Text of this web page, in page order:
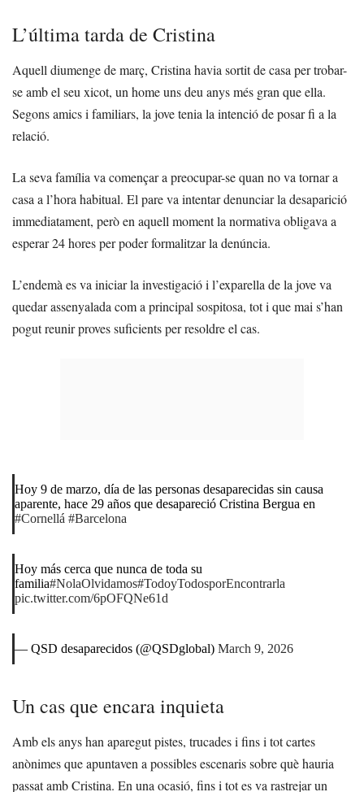
L’última tarda de Cristina
Aquell diumenge de març, Cristina havia sortit de casa per trobar-
se amb el seu xicot, un home uns deu anys més gran que ella.
Segons amics i familiars, la jove tenia la intenció de posar fi a la
relació.
La seva família va començar a preocupar-se quan no va tornar a
casa a l’hora habitual. El pare va intentar denunciar la desaparició
immediatament, però en aquell moment la normativa obligava a
esperar 24 hores per poder formalitzar la denúncia.
L’endemà es va iniciar la investigació i l’exparella de la jove va
quedar assenyalada com a principal sospitosa, tot i que mai s’han
pogut reunir proves suficients per resoldre el cas.
Hoy 9 de marzo, día de las personas desaparecidas sin causa
aparente, hace 29 años que desapareció Cristina Bergua en
#Cornellá #Barcelona
Hoy más cerca que nunca de toda su
familia#NolaOlvidamos#TodoyTodosporEncontrarla
pic.twitter.com/6pOFQNe61d
— QSD desaparecidos (@QSDglobal) March 9, 2026
Un cas que encara inquieta
Amb els anys han aparegut pistes, trucades i fins i tot cartes
anònimes que apuntaven a possibles escenaris sobre què hauria
passat amb Cristina. En una ocasió, fins i tot es va rastrejar un